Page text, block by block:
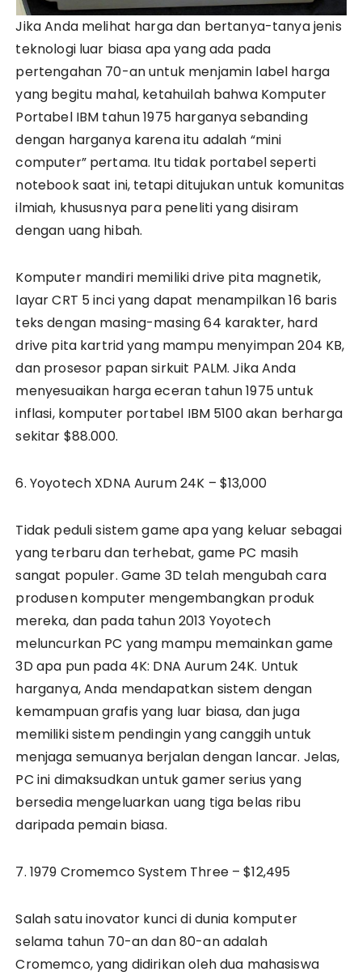
Jika Anda melihat harga dan bertanya-tanya jenis
teknologi luar biasa apa yang ada pada
pertengahan 70-an untuk menjamin label harga
yang begitu mahal, ketahuilah bahwa Komputer
Portabel IBM tahun 1975 harganya sebanding
dengan harganya karena itu adalah “mini
computer” pertama. Itu tidak portabel seperti
notebook saat ini, tetapi ditujukan untuk komunitas
ilmiah, khususnya para peneliti yang disiram
dengan uang hibah.
Komputer mandiri memiliki drive pita magnetik,
layar CRT 5 inci yang dapat menampilkan 16 baris
teks dengan masing-masing 64 karakter, hard
drive pita kartrid yang mampu menyimpan 204 KB,
dan prosesor papan sirkuit PALM. Jika Anda
menyesuaikan harga eceran tahun 1975 untuk
inflasi, komputer portabel IBM 5100 akan berharga
sekitar $88.000.
6. Yoyotech XDNA Aurum 24K – $13,000
Tidak peduli sistem game apa yang keluar sebagai
yang terbaru dan terhebat, game PC masih
sangat populer. Game 3D telah mengubah cara
produsen komputer mengembangkan produk
mereka, dan pada tahun 2013 Yoyotech
meluncurkan PC yang mampu memainkan game
3D apa pun pada 4K: DNA Aurum 24K. Untuk
harganya, Anda mendapatkan sistem dengan
kemampuan grafis yang luar biasa, dan juga
memiliki sistem pendingin yang canggih untuk
menjaga semuanya berjalan dengan lancar. Jelas,
PC ini dimaksudkan untuk gamer serius yang
bersedia mengeluarkan uang tiga belas ribu
daripada pemain biasa.
7. 1979 Cromemco System Three – $12,495
Salah satu inovator kunci di dunia komputer
selama tahun 70-an dan 80-an adalah
Cromemco, yang didirikan oleh dua mahasiswa